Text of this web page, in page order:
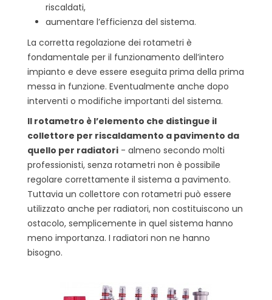
riscaldati,
aumentare l’efficienza del sistema.
La corretta regolazione dei rotametri è
fondamentale per il funzionamento dell’intero
impianto e deve essere eseguita prima della prima
messa in funzione. Eventualmente anche dopo
interventi o modifiche importanti del sistema.
Il rotametro è l’elemento che distingue il
collettore per riscaldamento a pavimento da
quello per radiatori - almeno secondo molti
professionisti, senza rotametri non è possibile
regolare correttamente il sistema a pavimento.
Tuttavia un collettore con rotametri può essere
utilizzato anche per radiatori, non costituiscono un
ostacolo, semplicemente in quel sistema hanno
meno importanza. I radiatori non ne hanno
bisogno.